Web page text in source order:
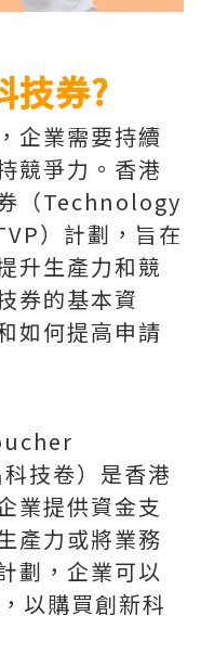
技券?
企業需要持續
競爭力。香港
（Technology
）計劃，旨在
升生產力和競
券的基本資
如何提高申請
技卷）是香港
業提供資金支
產力或將業務
劃，企業可以
以購買創新科